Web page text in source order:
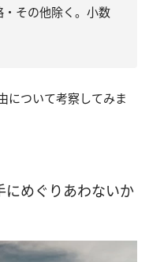
その他除く。小数
について考察してみま
にめぐりあわないか